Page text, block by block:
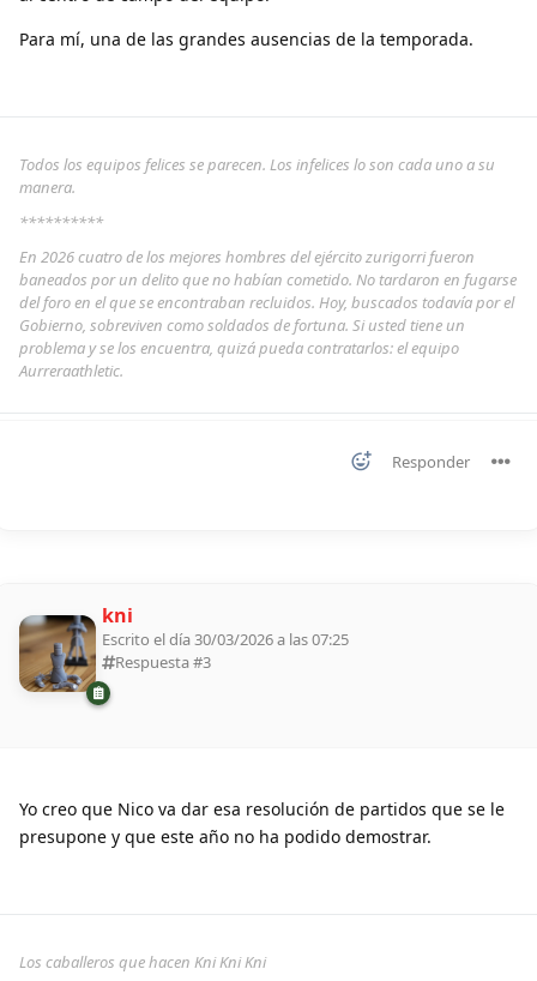
Para mí, una de las grandes ausencias de la temporada.
Todos los equipos felices se parecen. Los infelices lo son cada uno a su
manera.
**********
En 2026 cuatro de los mejores hombres del ejército zurigorri fueron
baneados por un delito que no habían cometido. No tardaron en fugarse
del foro en el que se encontraban recluidos. Hoy, buscados todavía por el
Gobierno, sobreviven como soldados de fortuna. Si usted tiene un
problema y se los encuentra, quizá pueda contratarlos: el equipo
Aurreraathletic.
Responder
kni
Escrito el día 30/03/2026 a las 07:25
Respuesta #3
Yo creo que Nico va dar esa resolución de partidos que se le
presupone y que este año no ha podido demostrar.
Los caballeros que hacen Kni Kni Kni